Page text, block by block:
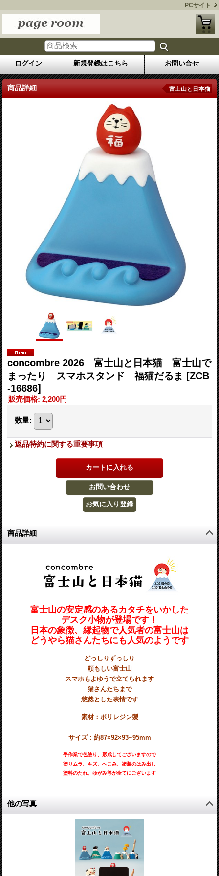
PCサイト
ログイン 新規登録はこちら お問い合せ
商品詳細 富士山と日本猫
concombre 2026 富士山と日本猫 富士山で
まったり スマホスタンド 福猫だるま [ZCB
-16686]
販売価格: 2,200円
数量:
返品特約に関する重要事項
商品詳細
富士山の安定感のあるカタチをいかした
デスク小物が登場です！
日本の象徴、縁起物で人気者の富士山は
どうやら猫さんたちにも人気のようです
どっしりずっしり
頼もしい富士山
スマホもよゆうで立てられます
猫さんたちまで
悠然とした表情です
素材：ポリレジン製
サイズ：約87×92×93~95mm
手作業で色塗り、形成してございますので
塗りムラ、キズ、へこみ、塗装のはみ出し
塗料のたれ、ゆがみ等が全てにございます
他の写真